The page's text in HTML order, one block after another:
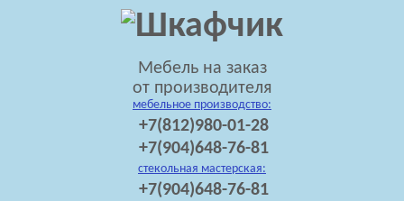
Мебель на заказ
от производителя
мебельное производство:
+7(812)980-01-28
+7(904)648-76-81
стекольная мастерская:
+7(904)648-76-81